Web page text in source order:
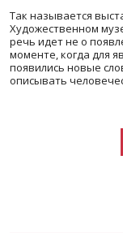
Так называется
Художественном
речь идет не о
моменте, когда для
появились новые
описывать